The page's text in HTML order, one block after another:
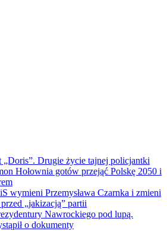
„Doris”. Drugie życie tajnej policjantki
Hołownia gotów przejąć Polskę 2050 i
wymieni Przemysława Czarnka i zmieni
„jakizacją” partii
Nawrockiego pod lupą.
o dokumenty